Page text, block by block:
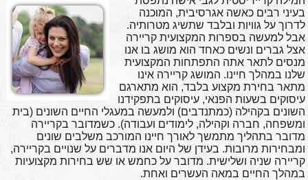
בעיני רבים כאשה אגרסיבית, המוכנה
לדרוך על גוויות ובלבד שתשיג מטרותיה.
אבל למעשה בספרות המקצועית קריירה
אצל גברים ונשים כאחד הוא מושג בו אנו
מנסים לתאר אתה התפתחות המקצועית
שלנו במהלך חיינו. המושג קריירה אינו
מתאר בחירת מקצוע בלבד, הוא מתארגם
עיסוקים בשעות הפנאי, עיסוקים בתפקידנו
השונים בקהילה (כמתנדבים) ולמעשה במעגלי החיים השונים (בית
ומשפחה, חברה וקהילה, לימודים ועבודה). כשמדובר בקריירה
מדובר בתהליך מתמשך לאורך חיינו המורכב משלבים שונים
ומבחירות מרובות. בעידן של היום אנו מדברים על שנויים בקריירה,
קריירה שניה ושלישית. מדובר על כחמש או שש בחירות מקצועיות
במהלך החיים במאה העשרים ואחת.